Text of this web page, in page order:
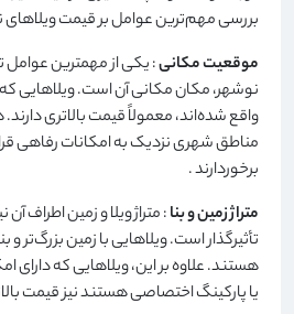
بررسی مهم‌ترین عوامل بر قیمت ویلاهای
موقعیت مکانی: یکی از مهمترین عوامل
نوشهر، مکان مکانی آن است. ویلاهایی
واقع شده‌اند، معمولاً قیمت بالاتری
مناطق شهری نزدیک به امکانات رفاهی
برخوردارند.
متراژ زمین و بنا: متراژ ویلا و زمین اطراف
تأثیرگذار است. ویلاهایی با زمین بزرگ‌تر و
هستند. علاوه بر این، ویلاهایی که دارای
یا پارکینگ اختصاصی هستند نیز قیمت